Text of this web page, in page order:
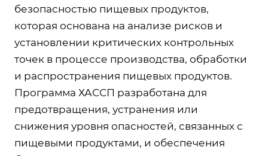
безопасностью пищевых продуктов,
которая основана на анализе рисков и
установлении критических контрольных
точек в процессе производства, обработки
и распространения пищевых продуктов.
Программа ХАССП разработана для
предотвращения, устранения или
снижения уровня опасностей, связанных с
пищевыми продуктами, и обеспечения